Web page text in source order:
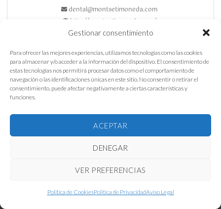
Gestionar consentimiento
Para ofrecer las mejores experiencias, utilizamos tecnologías como las cookies
para almacenar y/o acceder a la información del dispositivo. El consentimiento de
estas tecnologías nos permitirá procesar datos como el comportamiento de
navegación o las identificaciones únicas en este sitio. No consentir o retirar el
consentimiento, puede afectar negativamente a ciertas características y
funciones.
ACEPTAR
DENEGAR
VER PREFERENCIAS
Política de CookiesPolítica de PrivacidadAviso Legal
dental@montsetimoneda.com
http://montsetimoneda.com/
ENTRADAS
BLOG
Qué
dentales
descubre si
¿QUIERES
CONOCER
NUESTRAS
OFERTAS?
DÓNDE
ESTAMOS
Prat
Riba,
y